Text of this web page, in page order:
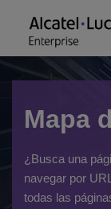
Mapa
¿Busca una
navegar por
todas las